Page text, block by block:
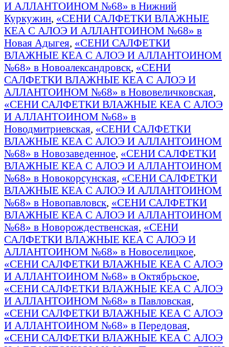
И АЛЛАНТОИНОМ №68» в Нижний
Куркужин, «СЕНИ САЛФЕТКИ ВЛАЖНЫЕ
КЕА С АЛОЭ И АЛЛАНТОИНОМ №68» в
Новая Адыгея, «СЕНИ САЛФЕТКИ
ВЛАЖНЫЕ КЕА С АЛОЭ И АЛЛАНТОИНОМ
№68» в Новоалександровск, «СЕНИ
САЛФЕТКИ ВЛАЖНЫЕ КЕА С АЛОЭ И
АЛЛАНТОИНОМ №68» в Нововеличковская,
«СЕНИ САЛФЕТКИ ВЛАЖНЫЕ КЕА С АЛОЭ
И АЛЛАНТОИНОМ №68» в
Новодмитриевская, «СЕНИ САЛФЕТКИ
ВЛАЖНЫЕ КЕА С АЛОЭ И АЛЛАНТОИНОМ
№68» в Новозаведенное, «СЕНИ САЛФЕТКИ
ВЛАЖНЫЕ КЕА С АЛОЭ И АЛЛАНТОИНОМ
№68» в Новокорсунская, «СЕНИ САЛФЕТКИ
ВЛАЖНЫЕ КЕА С АЛОЭ И АЛЛАНТОИНОМ
№68» в Новопавловск, «СЕНИ САЛФЕТКИ
ВЛАЖНЫЕ КЕА С АЛОЭ И АЛЛАНТОИНОМ
№68» в Новорождественская, «СЕНИ
САЛФЕТКИ ВЛАЖНЫЕ КЕА С АЛОЭ И
АЛЛАНТОИНОМ №68» в Новоселицкое,
«СЕНИ САЛФЕТКИ ВЛАЖНЫЕ КЕА С АЛОЭ
И АЛЛАНТОИНОМ №68» в Октябрьское,
«СЕНИ САЛФЕТКИ ВЛАЖНЫЕ КЕА С АЛОЭ
И АЛЛАНТОИНОМ №68» в Павловская,
«СЕНИ САЛФЕТКИ ВЛАЖНЫЕ КЕА С АЛОЭ
И АЛЛАНТОИНОМ №68» в Передовая,
«СЕНИ САЛФЕТКИ ВЛАЖНЫЕ КЕА С АЛОЭ